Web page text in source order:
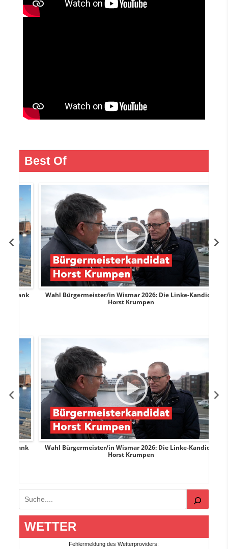
Best Of
Wahl Bürgermeister/in Wismar 2026: Die Linke-Kandidat
Horst Krumpen
Wahl Bürgermeister/in Wismar 2026: Die Linke-Kandidat
Horst Krumpen
Suchen
WETTER
Fehlermeldung des Wetterproviders: